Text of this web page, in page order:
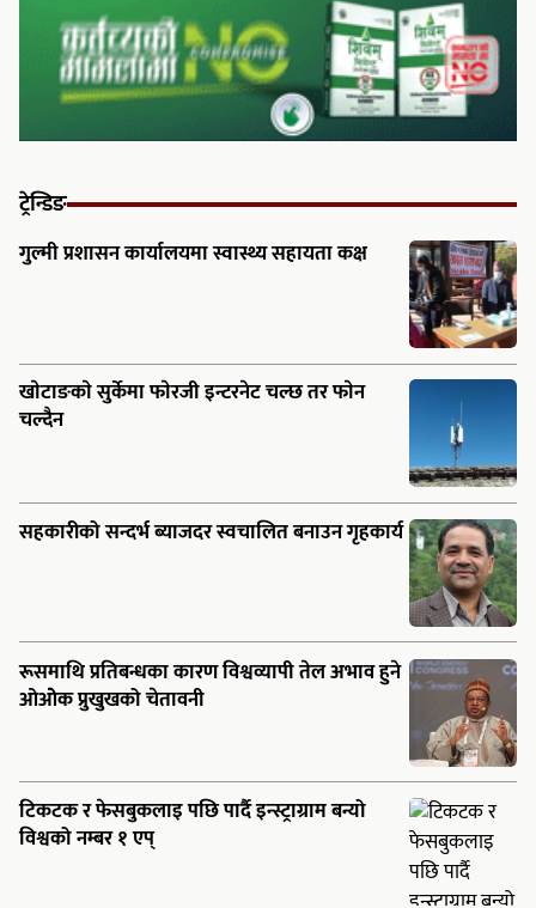
ट्रेन्डिङ
गुल्मी प्रशासन कार्यालयमा स्वास्थ्य सहायता कक्ष
खाेटाङकाे सुर्केमा फाेरजी इन्टरनेट चल्छ तर फाेन
चल्दैन
सहकारीको सन्दर्भ ब्याजदर स्वचालित बनाउन गृहकार्य
रूसमाथि प्रतिबन्धका कारण विश्वव्यापी तेल अभाव हुने
ओओेक प्रुखुखको चेतावनी
टिकटक र फेसबुकलाइ पछि पार्दै इन्स्ट्राग्राम बन्यो
विश्वको नम्बर १ एप्